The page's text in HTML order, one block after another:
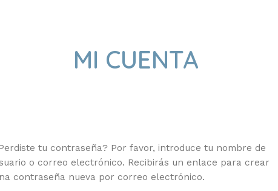
MI CUENTA
tu contraseña? Por favor, introduce tu nombre de
o correo electrónico. Recibirás un enlace para crear
contraseña nueva por correo electrónico.